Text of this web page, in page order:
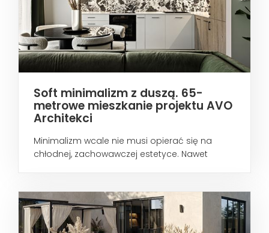
Soft minimalizm z duszą. 65-
metrowe mieszkanie projektu AVO
Architekci
Minimalizm wcale nie musi opierać się na
chłodnej, zachowawczej estetyce. Nawet